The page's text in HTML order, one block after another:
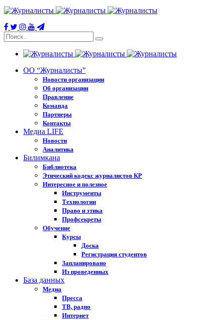
ОО “Журналисты”
Новости организации
Об организации
Правление
Команда
Партнеры
Контакты
Медиа LIFE
Новости
Аналитика
Билимкана
Библиотека
Этический кодекс журналистов КР
Интересное и полезное
Инструменты
Технологии
Право и этика
Профсекреты
Обучение
Курсы
Доска
Регистрация студентов
Запланировано
Из проведенных
База данных
Медиа
Пресса
ТВ, радио
Интернет